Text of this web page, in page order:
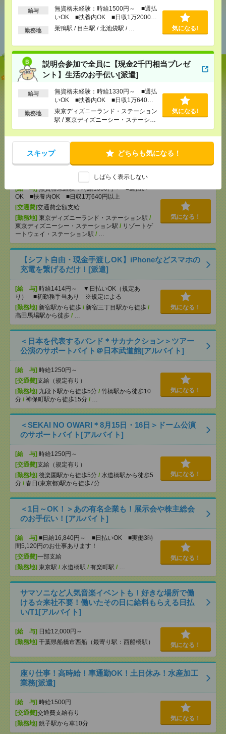
給与
無資格未経験：時給1500円～ ■週払
いOK ■扶養内OK ■日収1万2000円
以上
勤務地 巣鴨駅 / 目白駅 / 北池袋駅 / … 気になる!
説明会参加で全員に【現金2千円相当プレゼ
ント】生活のお手伝い[派遣]
給与
無資格未経験：時給1330円～ ■週払
いOK ■扶養内OK ■日収1万640円
以上
勤務地
東京ディズニーランド・ステーション
駅 / 東京ディズニーシー・ステーショ
ン駅 / リゾートゲートウェイ・ステー
ション駅 / …
気になる!
スキップ どちらも気になる！
しばらく表示しない
あなたの閲覧履歴からの
おすすめ
【オープニング募集】おばあちゃんのお散歩付き添
無資格未経験：時給1500円～ ■週払い
OK ■扶養内OK ■日収1万2000円以上
交通費全額支給
説明会参加で全員に【現金2千円相当プレゼント】生
[給 与]無資格未経験：時給1330円～ ■週払い
OK ■扶養内OK ■日収1万640円以上
[交通費]交通費全額支給
[勤務地] 東京ディズニーランド・ステーション駅 /
東京ディズニーシー・ステーション駅 / リゾートゲ
ートウェイ・ステーション駅 / …
気になる！
【シフト自由・現金手渡しOK】iPhoneなどスマホの
充電を繋げるだけ！[派遣]
[給 与] 時給1414円～ ▼日払いOK（規定あ
り） ■初勤務手当あり ※規定による
[勤務地] 新宿駅から徒歩 / 新宿三丁目駅から徒歩 /
高田馬場駅から徒歩 / …
気になる！
＜日本を代表するバンド＊サカナクション＞ツアー
公演のサポートバイト＠日本武道館[アルバイト]
[給 与] 時給1250円～
[交通費]支給（規定有り）
[勤務地] 九段下駅から徒歩5分 / 竹橋駅から徒歩10
分 / 神保町駅から徒歩15分 / …
気になる！
＜SEKAI NO OWARI＊8月15日・16日＞ドーム公演
のサポートバイト[アルバイト]
[給 与] 時給1250円～
[交通費]支給（規定有り）
[勤務地] 後楽園駅から徒歩5分 / 水道橋駅から徒歩5
分 / 春日(東京都)駅から徒歩7分
気になる！
＜1日～OK！＞あの有名企業も！展示会や株主総会
のお手伝い！[アルバイト]
[給 与] ■日給16,840円～ ■日払いOK ■実働3時
間5,120円のお仕事あります！
[交通費]一部支給
[勤務地] 東京駅 / 水道橋駅 / 有楽町駅 / …
気になる！
サマソニなど人気音楽イベントも！好きな場所で働
ける☆来社不要！働いたその日に給料もらえる日払
い/T1[アルバイト]
[給 与] 日給12,000円～
[勤務地] 千葉県船橋市西船（最寄り駅：西船橋駅） 気になる！
座り仕事！高時給！車通勤OK！土日休み！水産加工
業務[派遣]
[給 与] 時給1500円
[交通費]交通費支給有り
[勤務地] 銚子駅から車10分
気になる！